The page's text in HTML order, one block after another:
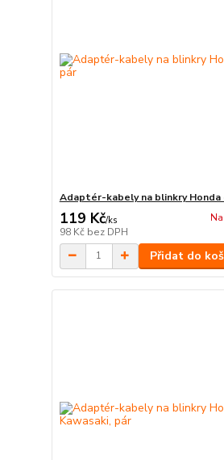
Adaptér-kabely na blinkry Honda
119 Kč/ks
98 Kč bez DPH
Přidat do